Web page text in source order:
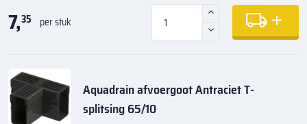
7,35 per stuk
Aquadrain afvoergoot Antraciet T-
splitsing 65/10